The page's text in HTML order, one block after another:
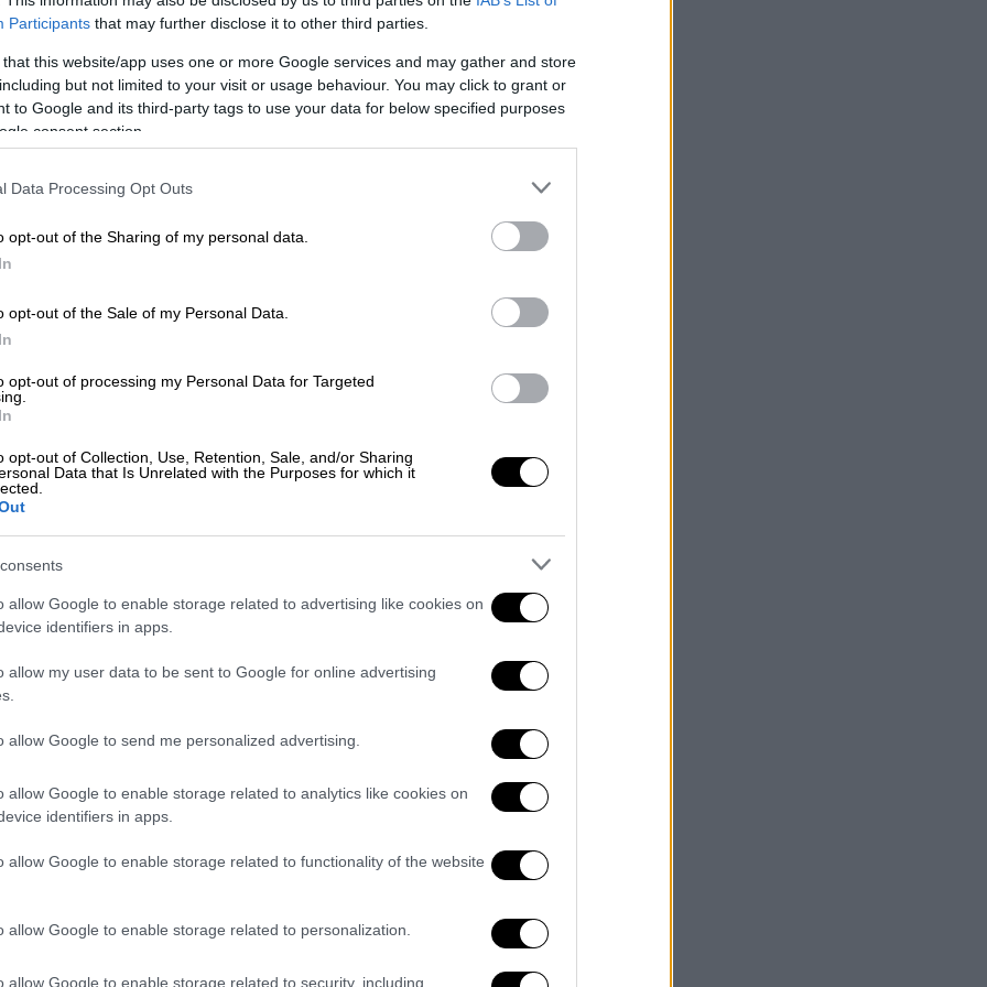
Participants that may further disclose it to other third parties.
that this website/app uses one or more Google services and may gather and store
but not limited to your visit or usage behaviour. You may click to grant or
to Google and its third-party tags to use your data for below specified purposes
consent section.
Data Processing Opt Outs
opt-out of the Sharing of my personal data.
opt-out of the Sale of my Personal Data.
opt-out of processing my Personal Data for Targeted
opt-out of Collection, Use, Retention, Sale, and/or Sharing
Data that Is Unrelated with the Purposes for which it
allow Google to enable storage related to advertising like cookies on
identifiers in apps.
allow my user data to be sent to Google for online advertising
allow Google to send me personalized advertising.
allow Google to enable storage related to analytics like cookies on
identifiers in apps.
allow Google to enable storage related to functionality of the website
allow Google to enable storage related to personalization.
allow Google to enable storage related to security, including
του Τζόζεφ Μουσκάτ βρίσκονται
φωτογραφίες της δημοσιογράφου
Ντάφνι Καρουάνα Γκαλίζια
Αθλητισμός|01.12.2019 22:17
Χέρι-χέρι στην κορυφή
ντέρμπι στο Φάληρο
Ινγκασον, οι «ερυθρόλευκοι»
απάντησαν με τον Βαλμπουενά σε ένα
όμως σημαδεύτηκε από έκτροπα έξω
Αθλητισμός|01.12.2019 22:16
αφήσει»: Η μέρα που ο Τζόρνταν
έπρεπε να διαλέξει αν θα πεθάνει
ο ίδιος ή ο κολλητός του
Ήταν τότε που ο μύθος απειλήθηκε
Lifestyle 01.12.2019 22:11
χωρίζω!»: Η γυναικάρα που λίγο
έλειψε να διαλύσει τον γάμο
στον αέρα…